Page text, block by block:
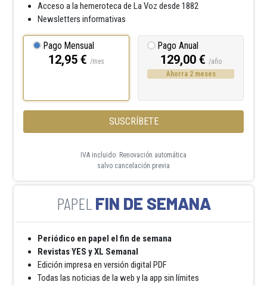
Acceso a la hemeroteca de La Voz desde 1882
Newsletters informativas
Pago Mensual
12,95 € /mes
Pago Anual
129,00 € /año
Ahorra 2 meses
SUSCRÍBETE
IVA incluido. Renovación automática
salvo cancelación previa
FIN DE SEMANA
Periódico en papel el fin de semana
Revistas YES y XL Semanal
Edición impresa en versión digital PDF
Todas las noticias de la web y la app sin límites